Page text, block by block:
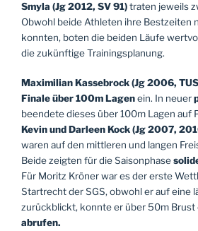
Smyla (Jg 2012, SV 91)traten jeweils
Obwohl beide Athleten ihre Bestzeiten
konnten, boten die beiden Läufe
die zukünftige Trainingsplanung.
Maximilian Kassebrock (Jg 2006,
Finale über 100m Lagenein. In neuer
beendete dieses über 100m Lagen auf
Kevin und Darleen Kock (Jg 2007,
waren auf den mittleren und langen
Beide zeigten für die Saisonphase
Für Moritz Kröner war es der erste
Startrecht der SGS, obwohl er auf eine
zurückblickt, konnte er über 50m Brust
abrufen.